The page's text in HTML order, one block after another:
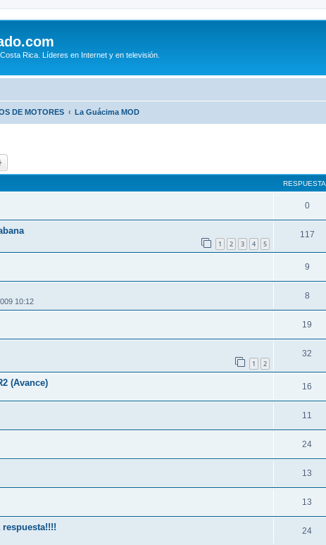
Rica. Líderes en Internet y en televisión.
DE MOTORES La Guácima MOD
0
1 2 3 4 5
117
9
10:12
8
19
1 2
32
(Avance) 16
11
24
13
13
24